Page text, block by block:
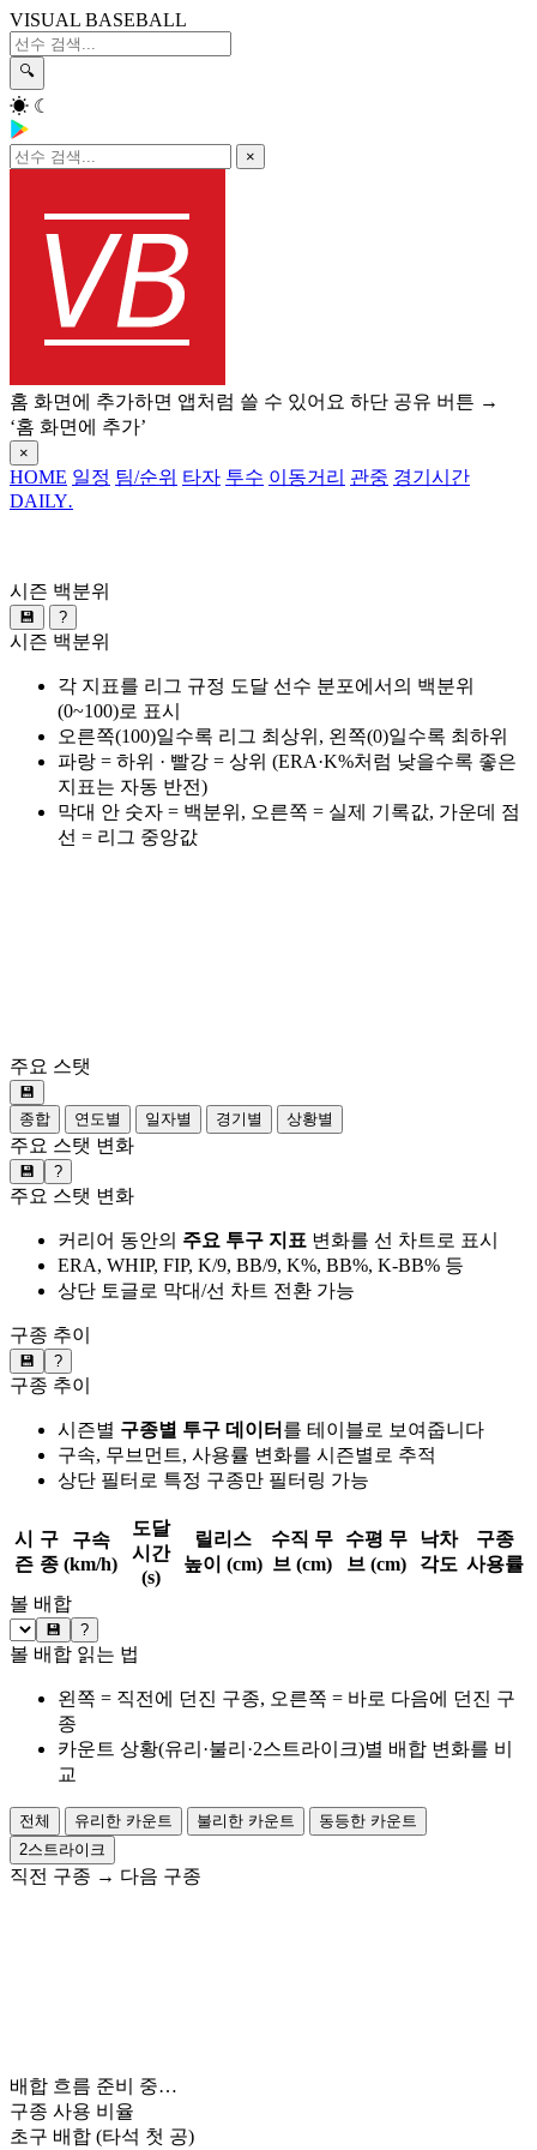
VISUAL BASEBALL
🔍
☀ ☾
×
홈 화면에 추가하면 앱처럼 쓸 수 있어요 하단 공유 버튼 →
‘홈 화면에 추가’
×
HOME 일정 팀/순위 타자 투수 이동거리 관중 경기시간
DAILY.
시즌 백분위
💾 ?
시즌 백분위
각 지표를 리그 규정 도달 선수 분포에서의 백분위
(0~100)로 표시
오른쪽(100)일수록 리그 최상위, 왼쪽(0)일수록 최하위
파랑 = 하위 · 빨강 = 상위 (ERA·K%처럼 낮을수록 좋은
지표는 자동 반전)
막대 안 숫자 = 백분위, 오른쪽 = 실제 기록값, 가운데 점
선 = 리그 중앙값
주요 스탯
💾
종합
연도별 일자별 경기별 상황별
주요 스탯 변화
💾 ?
주요 스탯 변화
커리어 동안의 주요 투구 지표 변화를 선 차트로 표시
ERA, WHIP, FIP, K/9, BB/9, K%, BB%, K-BB% 등
상단 토글로 막대/선 차트 전환 가능
구종 추이
💾 ?
구종 추이
시즌별 구종별 투구 데이터 를 테이블로 보여줍니다
구속, 무브먼트, 사용률 변화를 시즌별로 추적
상단 필터로 특정 구종만 필터링 가능
시
즌
구
종
구속
(km/h)
도달
시간
(s)
릴리스
높이 (cm)
수직 무
브 (cm)
수평 무
브 (cm)
낙차
각도
구종
사용률
볼 배합
💾 ?
볼 배합 읽는 법
왼쪽 = 직전에 던진 구종, 오른쪽 = 바로 다음에 던진 구
종
카운트 상황(유리·불리·2스트라이크)별 배합 변화를 비
교
전체 유리한 카운트 불리한 카운트
동등한 카운트
2스트라이크
직전 구종 → 다음 구종
배합 흐름 준비 중…
구종 사용 비율
초구 배합 (타석 첫 공)